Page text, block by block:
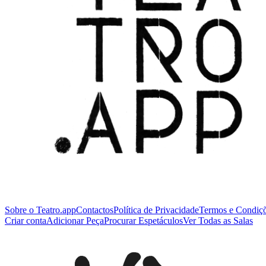
Sobre o Teatro.appContactosPolítica de PrivacidadeTermos e
Criar contaAdicionar PeçaProcurar EspetáculosVer Todas as Salas